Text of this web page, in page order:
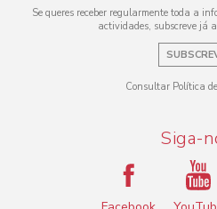
Se queres receber regularmente toda a
actividades, subscreve já
Consultar Política
Siga-